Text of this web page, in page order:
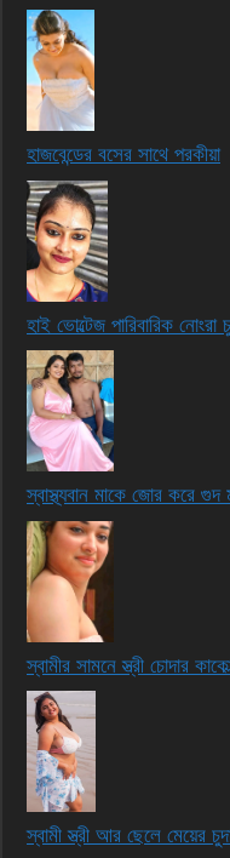
হাজবেন্ডের বসের সাথে পরকীয়া
হাই ভোল্টেজ পারিবারিক নোংরা
স্বাস্থ্যবান মাকে জোর করে গুদ
স্বামীর সামনে স্ত্রী চোদার
স্বামী স্ত্রী আর ছেলে মেয়ের